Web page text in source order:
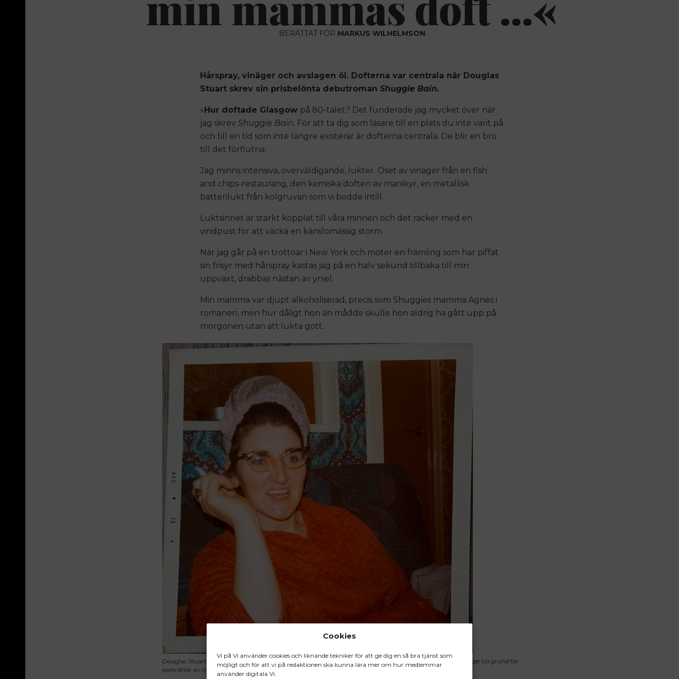
Cookies
Vi på Vi använder cookies och liknande tekniker för att ge dig en så bra tjänst som
möjligt och för att vi på redaktionen ska kunna lära mer om hur medlemmar
använder digitala Vi.
BERÄTTAT FÖR MARKUS WILHELMSON
Hårspray, vinäger och avslagen öl. Dofterna var centrala när Douglas
Stuart skrev sin prisbelönta debutroman Shuggie Bain.
»Hur doftade Glasgow på 80-talet? Det funderade jag mycket över när
jag skrev Shuggie Bain. För att ta dig som läsare till en plats du inte varit på
och till en tid som inte längre existerar är dofterna centrala. De blir en bro
till det förflutna.
Jag minns intensiva, överväldigande, lukter. Oset av vinäger från en fish
and chips-restaurang, den kemiska doften av manikyr, en metallisk
batterilukt från kolgruvan som vi bodde intill.
Luktsinnet är starkt kopplat till våra minnen och det räcker med en
vindpust för att väcka en känslomässig storm.
När jag går på en trottoar i New York och möter en främling som har piffat
sin frisyr med hårspray kastas jag på en halv sekund tillbaka till min
uppväxt, drabbas nästan av yrsel.
Min mamma var djupt alkoholiserad, precis som Shuggies mamma Agnes i
romanen, men hur dåligt hon än mådde skulle hon aldrig ha gått upp på
morgonen utan att lukta gott.
Douglas Stuarts mamma, som dog när han var 16 år. Stuart har inte gjort någon hemlighet av att hon ligger till grund för
porträttet av romanens Agnes.